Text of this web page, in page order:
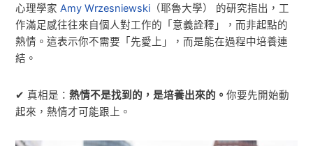
心理學家Amy Wrzesniewski （耶魯大學） 的研究指出，工
作滿足感往往來自個人對工作的「意義詮釋」，而非起點的
熱情。這表示你不需要「先愛上」，而是能在過程中培養連
結。
✔ 真相是：熱情不是找到的，是培養出來的。你要先開始動
起來，熱情才可能跟上。